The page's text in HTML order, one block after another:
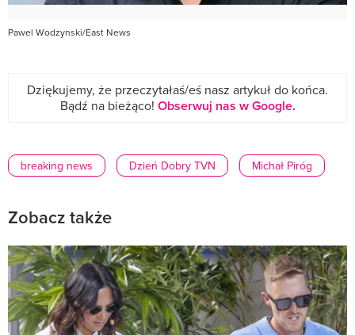
Pawel Wodzynski/East News
Dziękujemy, że przeczytałaś/eś nasz artykuł do końca.
Bądź na bieżąco! Obserwuj nas w Google.
breaking news Dzień Dobry TVN Michał Piróg
Zobacz także